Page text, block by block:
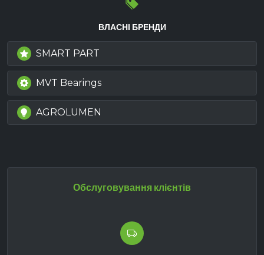
ВЛАСНІ БРЕНДИ
SMART PART
MVT Bearings
AGROLUMEN
Обслуговування клієнтів